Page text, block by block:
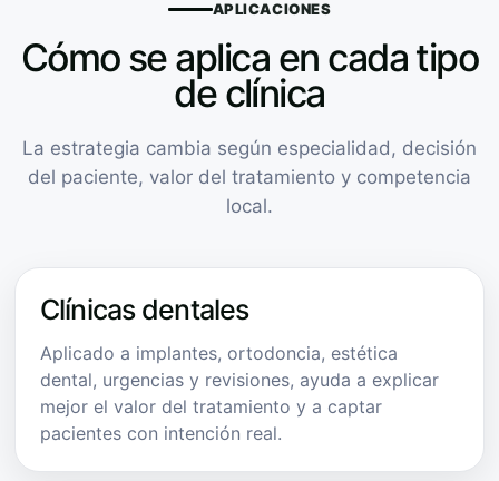
APLICACIONES
Cómo se aplica en cada tipo
de clínica
La estrategia cambia según especialidad, decisión
del paciente, valor del tratamiento y competencia
local.
Clínicas dentales
Aplicado a implantes, ortodoncia, estética
dental, urgencias y revisiones, ayuda a explicar
mejor el valor del tratamiento y a captar
pacientes con intención real.